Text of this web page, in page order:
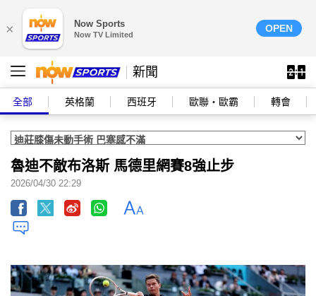
× Now Sports
Now TV Limited
OPEN
新聞
全部 英格蘭 西班牙 歐聯‧歐霸 轉會
魯迪不敵布洛斯 馬德里網賽8強止步
2026/04/30 22:29